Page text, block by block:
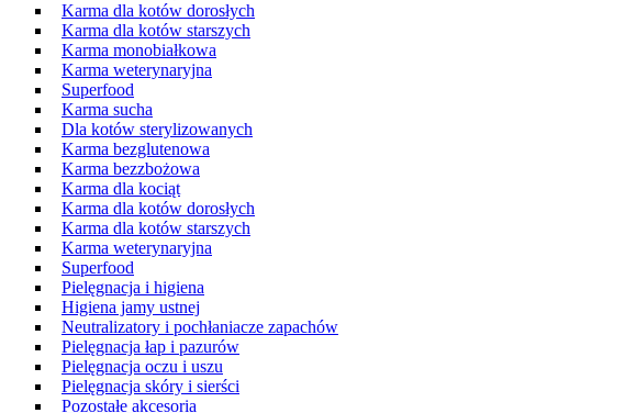
Karma dla kotów dorosłych
Karma dla kotów starszych
Karma monobiałkowa
Karma weterynaryjna
Superfood
Karma sucha
Dla kotów sterylizowanych
Karma bezglutenowa
Karma bezzbożowa
Karma dla kociąt
Karma dla kotów dorosłych
Karma dla kotów starszych
Karma weterynaryjna
Superfood
Pielęgnacja i higiena
Higiena jamy ustnej
Neutralizatory i pochłaniacze zapachów
Pielęgnacja łap i pazurów
Pielęgnacja oczu i uszu
Pielęgnacja skóry i sierści
Pozostałe akcesoria